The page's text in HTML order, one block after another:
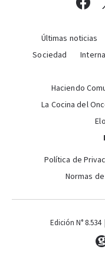
Últimas noticias
Sociedad
Haciendo
La Cocina del
Política de
Normas
Edición N°